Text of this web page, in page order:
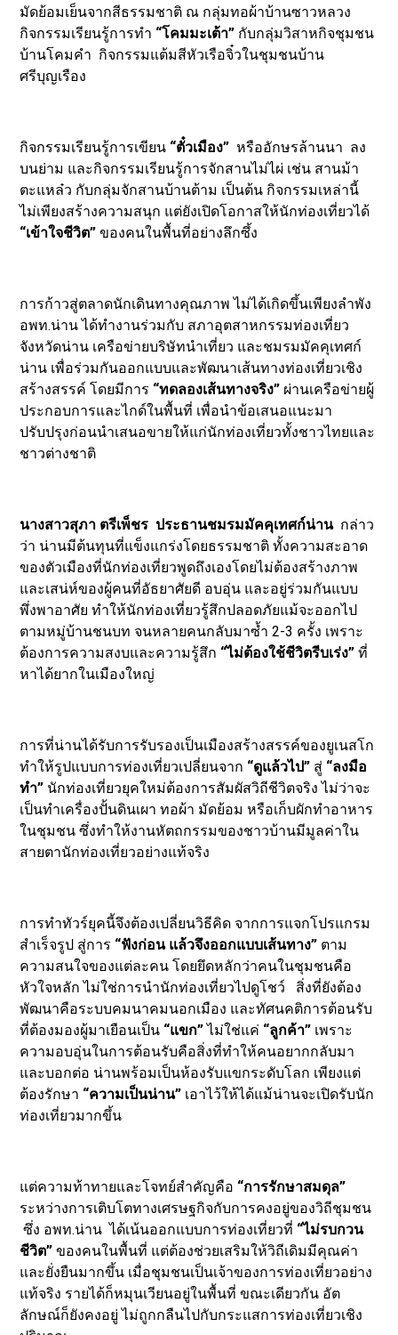
มัดย้อมเย็นจากสีธรรมชาติ ณ กลุ่มทอผ้าบ้านซาวหลวง
กิจกรรมเรียนรู้การทำ “โคมมะเต้า” กับกลุ่มวิสาหกิจชุมชน
บ้านโคมคำ กิจกรรมแต้มสีหัวเรือจิ๋วในชุมชนบ้าน
ศรีบุญเรือง
กิจกรรมเรียนรู้การเขียน “ตั๋วเมือง” หรืออักษรล้านนา ลง
บนย่าม และกิจกรรมเรียนรู้การจักสานไม่ไผ่ เช่น สานม้า
ตะแหล๋ว กับกลุ่มจักสานบ้านต้าม เป็นต้น กิจกรรมเหล่านี้
ไม่เพียงสร้างความสนุก แต่ยังเปิดโอกาสให้นักท่องเที่ยวได้
“เข้าใจชีวิต” ของคนในพื้นที่อย่างลึกซึ้ง
การก้าวสู่ตลาดนักเดินทางคุณภาพ ไม่ได้เกิดขึ้นเพียงลำพัง
อพท.น่าน ได้ทำงานร่วมกับ สภาอุตสาหกรรมท่องเที่ยว
จังหวัดน่าน เครือข่ายบริษัทนำเที่ยว และชมรมมัคคุเทศก์
น่าน เพื่อร่วมกันออกแบบและพัฒนาเส้นทางท่องเที่ยวเชิง
สร้างสรรค์ โดยมีการ “ทดลองเส้นทางจริง” ผ่านเครือข่ายผู้
ประกอบการและไกด์ในพื้นที่ เพื่อนำข้อเสนอแนะมา
ปรับปรุงก่อนนำเสนอขายให้แก่นักท่องเที่ยวทั้งชาวไทยและ
ชาวต่างชาติ
นางสาวสุภา ตรีเพ็ชร ประธานชมรมมัคคุเทศก์น่านกล่าว
ว่า น่านมีต้นทุนที่แข็งแกร่งโดยธรรมชาติ ทั้งความสะอาด
ของตัวเมืองที่นักท่องเที่ยวพูดถึงเองโดยไม่ต้องสร้างภาพ
และเสน่ห์ของผู้คนที่อัธยาศัยดี อบอุ่น และอยู่ร่วมกันแบบ
พึ่งพาอาศัย ทำให้นักท่องเที่ยวรู้สึกปลอดภัยแม้จะออกไป
ตามหมู่บ้านชนบท จนหลายคนกลับมาซ้ำ 2-3 ครั้ง เพราะ
ต้องการความสงบและความรู้สึก “ไม่ต้องใช้ชีวิตรีบเร่ง” ที่
หาได้ยากในเมืองใหญ่
การที่น่านได้รับการรับรองเป็นเมืองสร้างสรรค์ของยูเนสโก
ทำให้รูปแบบการท่องเที่ยวเปลี่ยนจาก “ดูแล้วไป” สู่ “ลงมือ
ทำ” นักท่องเที่ยวยุคใหม่ต้องการสัมผัสวิถีชีวิตจริง ไม่ว่าจะ
เป็นทำเครื่องปั้นดินเผา ทอผ้า มัดย้อม หรือเก็บผักทำอาหาร
ในชุมชน ซึ่งทำให้งานหัตถกรรมของชาวบ้านมีมูลค่าใน
สายตานักท่องเที่ยวอย่างแท้จริง
การทำทัวร์ยุคนี้จึงต้องเปลี่ยนวิธีคิด จากการแจกโปรแกรม
สำเร็จรูป สู่การ “ฟังก่อน แล้วจึงออกแบบเส้นทาง” ตาม
ความสนใจของแต่ละคน โดยยึดหลักว่าคนในชุมชนคือ
หัวใจหลัก ไม่ใช่การนำนักท่องเที่ยวไปดูโชว์ สิ่งที่ยังต้อง
พัฒนาคือระบบคมนาคมนอกเมือง และทัศนคติการต้อนรับ
ที่ต้องมองผู้มาเยือนเป็น “แขก”ไม่ใช่แค่ “ลูกค้า” เพราะ
ความอบอุ่นในการต้อนรับคือสิ่งที่ทำให้คนอยากกลับมา
และบอกต่อ น่านพร้อมเป็นห้องรับแขกระดับโลก เพียงแต่
ต้องรักษา “ความเป็นน่าน” เอาไว้ให้ได้แม้น่านจะเปิดรับนัก
ท่องเที่ยวมากขึ้น
แต่ความท้าทายและโจทย์สำคัญคือ “การรักษาสมดุล”
ระหว่างการเติบโตทางเศรษฐกิจกับการคงอยู่ของวิถีชุมชน
ซึ่ง อพท.น่าน ได้เน้นออกแบบการท่องเที่ยวที่ “ไม่รบกวน
ชีวิต” ของคนในพื้นที่ แต่ต้องช่วยเสริมให้วิถีเดิมมีคุณค่า
และยั่งยืนมากขึ้น เมื่อชุมชนเป็นเจ้าของการท่องเที่ยวอย่าง
แท้จริง รายได้ก็หมุนเวียนอยู่ในพื้นที่ ขณะเดียวกัน อัต
ลักษณ์ก็ยังคงอยู่ ไม่ถูกกลืนไปกับกระแสการท่องเที่ยวเชิง